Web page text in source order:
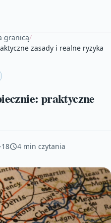
granicą/
zasady i realne ryzyka
praktyczne
4 min czytania